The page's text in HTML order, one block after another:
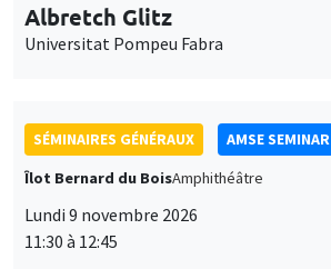
Albretch Glitz
Universitat Pompeu Fabra
SÉMINAIRES GÉNÉRAUX
AMSE SEMINAR
Îlot Bernard du BoisAmphithéâtre
Lundi 9 novembre 2026
11:30 à 12:45